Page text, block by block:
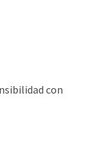
con